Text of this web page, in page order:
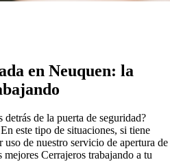
en Neuquen: la
detrás de la puerta de seguridad?
este tipo de situaciones, si tiene
uso de nuestro servicio de apertura de
Cerrajeros trabajando a tu